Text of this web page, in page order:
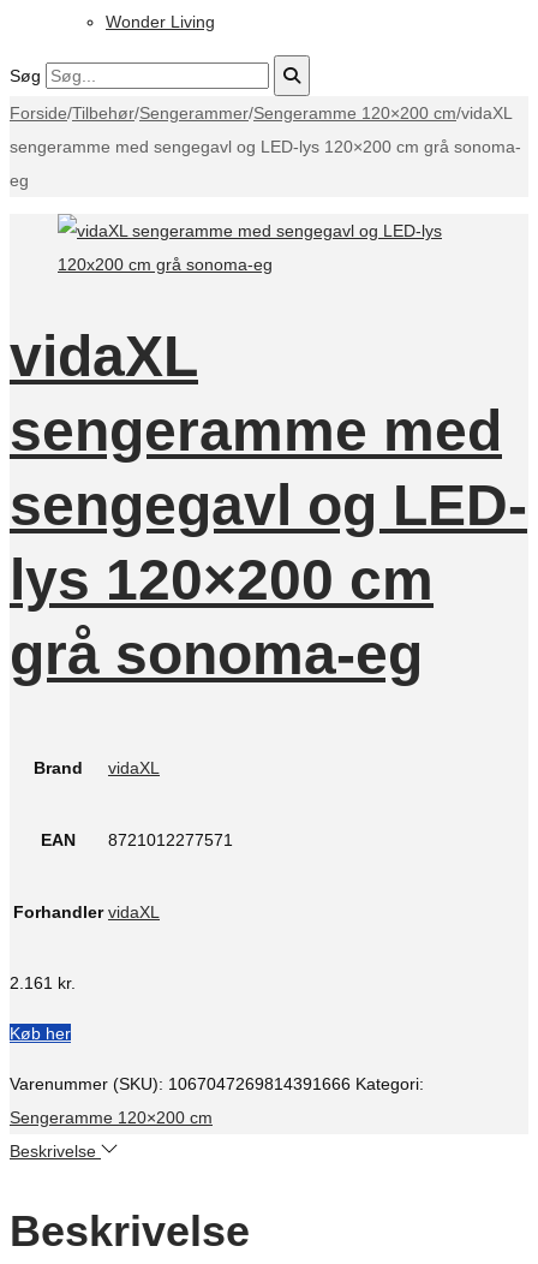
Wonder Living
Søg
Forside/Tilbehør/Sengerammer/Sengeramme 120×200 cm/vidaXL
sengeramme med sengegavl og LED-lys 120×200 cm grå sonoma-
eg
vidaXL
sengeramme med
sengegavl og LED-
lys 120×200 cm
grå sonoma-eg
Brand vidaXL
EAN 8721012277571
Forhandler vidaXL
2.161 kr.
Køb her
Varenummer (SKU): 1067047269814391666 Kategori:
Sengeramme 120×200 cm
Beskrivelse
Beskrivelse